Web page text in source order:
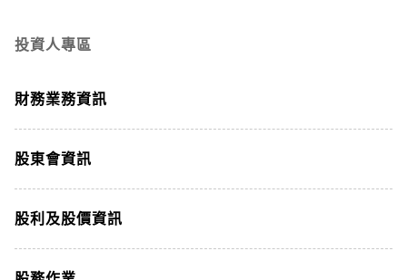
投資人專區
財務業務資訊
股東會資訊
股利及股價資訊